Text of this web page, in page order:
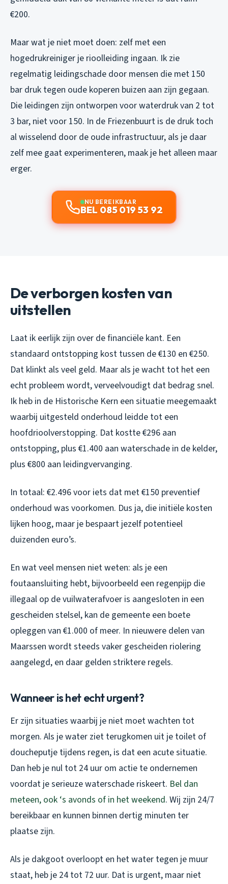
€200.
Maar wat je niet moet doen: zelf met een
hogedrukreiniger je rioolleiding ingaan. Ik zie
regelmatig leidingschade door mensen die met 150
bar druk tegen oude koperen buizen aan zijn gegaan.
Die leidingen zijn ontworpen voor waterdruk van 2 tot
3 bar, niet voor 150. In de Friezenbuurt is de druk toch
al wisselend door de oude infrastructuur, als je daar
zelf mee gaat experimenteren, maak je het alleen maar
erger.
NU BEREIKBAAR
BEL 085 019 53 92
De verborgen kosten van
uitstellen
Laat ik eerlijk zijn over de financiële kant. Een
standaard ontstopping kost tussen de €130 en €250.
Dat klinkt als veel geld. Maar als je wacht tot het een
echt probleem wordt, verveelvoudigt dat bedrag snel.
Ik heb in de Historische Kern een situatie meegemaakt
waarbij uitgesteld onderhoud leidde tot een
hoofdrioolverstopping. Dat kostte €296 aan
ontstopping, plus €1.400 aan waterschade in de kelder,
plus €800 aan leidingvervanging.
In totaal: €2.496 voor iets dat met €150 preventief
onderhoud was voorkomen. Dus ja, die initiële kosten
lijken hoog, maar je bespaart jezelf potentieel
duizenden euro’s.
En wat veel mensen niet weten: als je een
foutaansluiting hebt, bijvoorbeeld een regenpijp die
illegaal op de vuilwaterafvoer is aangesloten in een
gescheiden stelsel, kan de gemeente een boete
opleggen van €1.000 of meer. In nieuwere delen van
Maarssen wordt steeds vaker gescheiden riolering
aangelegd, en daar gelden striktere regels.
Wanneer is het echt urgent?
Er zijn situaties waarbij je niet moet wachten tot
morgen. Als je water ziet terugkomen uit je toilet of
doucheputje tijdens regen, is dat een acute situatie.
Dan heb je nul tot 24 uur om actie te ondernemen
voordat je serieuze waterschade riskeert. Bel dan
meteen, ook ‘s avonds of in het weekend. Wij zijn 24/7
bereikbaar en kunnen binnen dertig minuten ter
plaatse zijn.
Als je dakgoot overloopt en het water tegen je muur
staat, heb je 24 tot 72 uur. Dat is urgent, maar niet